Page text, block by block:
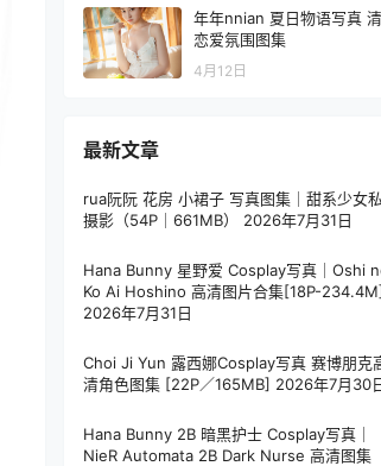
年年nnian 夏日物语写真
恋爱氛围图集
4月12日
最新文章
rua阮阮 花房 小裙子 写真图集｜甜系少女
摄影（54P｜661MB）
2026年7月31日
Hana Bunny 星野爱 Cosplay写真｜Oshi
Ko Ai Hoshino 高清图片合集[18P-234.4M]
2026年7月31日
Choi Ji Yun 露西娜Cosplay写真 赛博朋克
清角色图集 [22P／165MB] 2026年7月30
Hana Bunny 2B 暗黑护士 Cosplay写真｜
NieR Automata 2B Dark Nurse 高清图集